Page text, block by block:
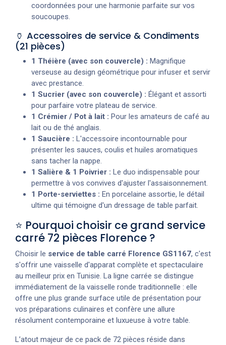
coordonnées pour une harmonie parfaite sur vos
soucoupes.
🏺 Accessoires de service & Condiments
(21 pièces)
1 Théière (avec son couvercle) : Magnifique
verseuse au design géométrique pour infuser et servir
avec prestance.
1 Sucrier (avec son couvercle) : Élégant et assorti
pour parfaire votre plateau de service.
1 Crémier / Pot à lait : Pour les amateurs de café au
lait ou de thé anglais.
1 Saucière : L'accessoire incontournable pour
présenter les sauces, coulis et huiles aromatiques
sans tacher la nappe.
1 Salière & 1 Poivrier : Le duo indispensable pour
permettre à vos convives d'ajuster l'assaisonnement.
1 Porte-serviettes : En porcelaine assortie, le détail
ultime qui témoigne d'un dressage de table parfait.
⭐ Pourquoi choisir ce grand service
carré 72 pièces Florence ?
Choisir le service de table carré Florence GS1167, c'est
s'offrir une vaisselle d'apparat complète et spectaculaire
au meilleur prix en Tunisie. La ligne carrée se distingue
immédiatement de la vaisselle ronde traditionnelle : elle
offre une plus grande surface utile de présentation pour
vos préparations culinaires et confère une allure
résolument contemporaine et luxueuse à votre table.
L’atout majeur de ce pack de 72 pièces réside dans